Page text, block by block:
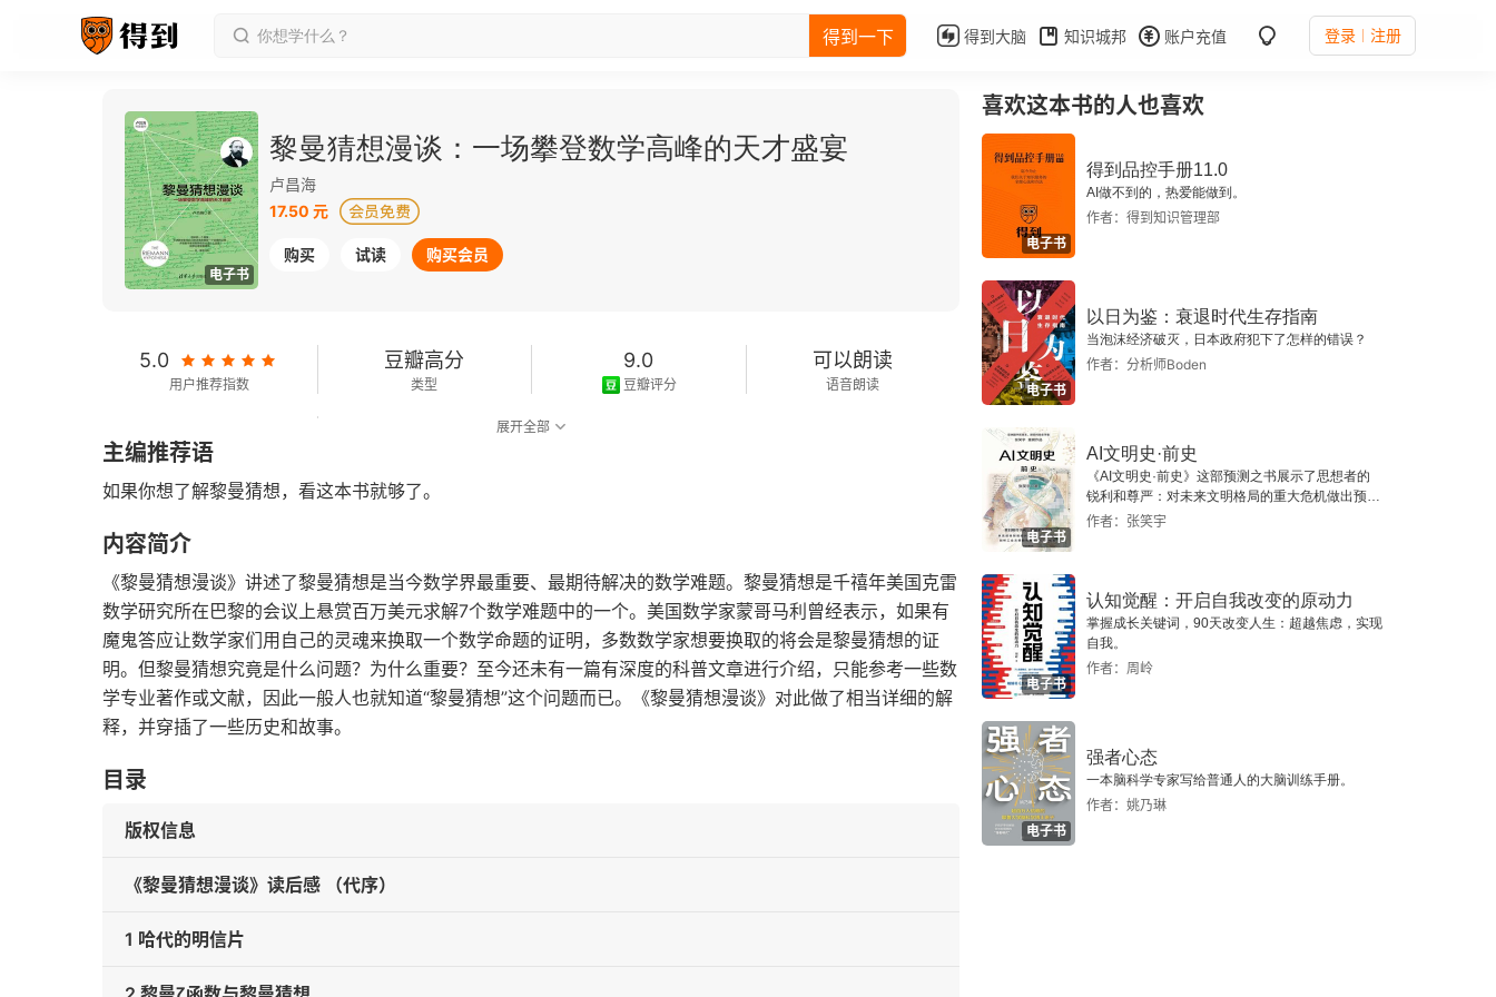
得到一下 得到大脑 知识城邦 账户充值 登录 注册
电子书
黎曼猜想漫谈：一场攀登数学高峰的天才盛宴
卢昌海
17.50 元
购买 试读 购买会员
5.0
用户推荐指数
豆瓣高分
类型
9.0
豆瓣评分
可以朗读
语音朗读
字数
展开全部
主编推荐语
如果你想了解黎曼猜想，看这本书就够了。
内容简介
《黎曼猜想漫谈》讲述了黎曼猜想是当今数学界最重要、最期待解决的数学难题。黎曼猜想是千禧年美国克雷
数学研究所在巴黎的会议上悬赏百万美元求解7个数学难题中的一个。美国数学家蒙哥马利曾经表示，如果有
魔鬼答应让数学家们用自己的灵魂来换取一个数学命题的证明，多数数学家想要换取的将会是黎曼猜想的证
明。但黎曼猜想究竟是什么问题？为什么重要？至今还未有一篇有深度的科普文章进行介绍，只能参考一些数
学专业著作或文献，因此一般人也就知道“黎曼猜想”这个问题而已。《黎曼猜想漫谈》对此做了相当详细的解
释，并穿插了一些历史和故事。
目录
版权信息
《黎曼猜想漫谈》读后感 （代序）
1 哈代的明信片
喜欢这本书的人也喜欢
电子书
得到品控手册11.0
AI做不到的，热爱能做到。
作者：得到知识管理部
电子书
以日为鉴：衰退时代生存指南
当泡沫经济破灭，日本政府犯下了怎样的错误？
作者：分析师Boden
电子书
AI文明史·前史
《AI文明史·前史》这部预测之书展示了思想者的
锐利和尊严：对未来文明格局的重大危机做出预
警，提示人类做出智慧的选择。
作者：张笑宇
电子书
认知觉醒：开启自我改变的原动力
掌握成长关键词，90天改变人生：超越焦虑，实现
自我。
作者：周岭
电子书
强者心态
一本脑科学专家写给普通人的大脑训练手册。
作者：姚乃琳